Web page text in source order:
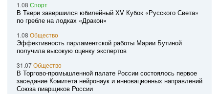
1.08 Спорт
В Твери завершился юбилейный XV Кубок «Русского Света»
по гребле на лодках «Дракон»
1.08 Общество
Эффективность парламентской работы Марии Бутиной
получила высокую оценку экспертов
31.07Общество
В Торгово-промышленной палате России состоялось первое
заседание Комитета нейронаук и инновационных направлений
Союза пиарщиков России